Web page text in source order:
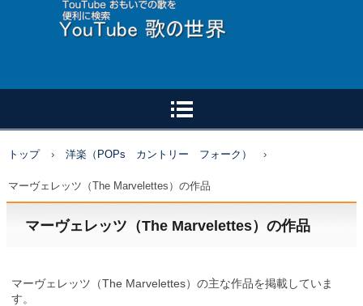
トップ › 洋楽（POPs カントリー フォーク） ›
マーヴェレッツ（The Marvelettes）の作品
マーヴェレッツ（The Marvelettes）の作品
マーヴェレッツ（The Marvelettes）の主な作品を掲載していま
す。